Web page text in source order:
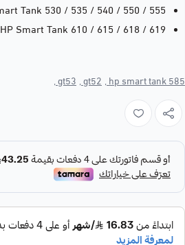
Tank 530 / 535 / 540 / 550 / 555
HP Smart Tank 610 / 615 / 618 / 619
hp smart tank 585 ,
gt52 ,
gt53 ,